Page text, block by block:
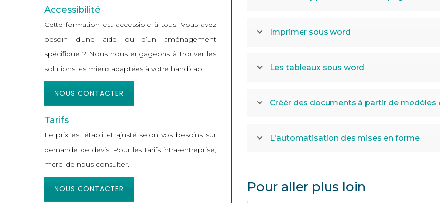
Accessibilité
Cette formation est accessible à tous. Vous avez
besoin d’une aide ou d’un aménagement
spécifique ? Nous nous engageons à trouver les
solutions les mieux adaptées à votre handicap.
NOUS CONTACTER
Tarifs
Le prix est établi et ajusté selon vos besoins sur
demande de devis. Pour les tarifs intra-entreprise,
merci de nous consulter.
NOUS CONTACTER
Imprimer sous word
Les tableaux sous word
Créér des documents à partir de modèles
L'automatisation des mises en forme
Pour aller plus loin